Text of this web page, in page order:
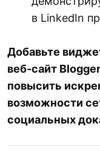
в LinkedIn
Добавьте
веб-сайт
повысить
возможности
социальных